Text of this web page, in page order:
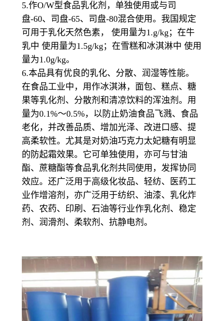
5.作O/W型食品乳化剂，单独使用或与司
盘-60、司盘-65、司盘-80混合使用。我国规定
可用于乳化天然色素， 使用量为1.g/kg；在牛
乳中 使用量为1.5g/kg；在雪糕和冰淇淋中 使用
量为1.0g/kg。
6.本品具有优良的乳化、分散、润湿等性能。
在食品工业中，用作冰淇淋，面包、糕点、糖
果等乳化剂、分散剂和清凉饮料的浑浊剂。用
量为0.1%～0.5%，以防止奶油食品飞溅、食品
老化，并改善品质、增加光泽、改进口感、提
高柔软性。尤其是对奶油巧克力太妃糖有明显
的防起霜效果。它可单独使用，亦可与甘油
酯、蔗糖酯等食品乳化剂共同使用，发挥协同
效应。还广泛用于高级化妆品、轻纺、医药工
业作增溶剂，亦广泛用于纺织、油漆、乳化炸
药、农药、印刷、石油等行业作乳化剂、稳定
剂、润滑剂、柔软剂、抗静电剂。